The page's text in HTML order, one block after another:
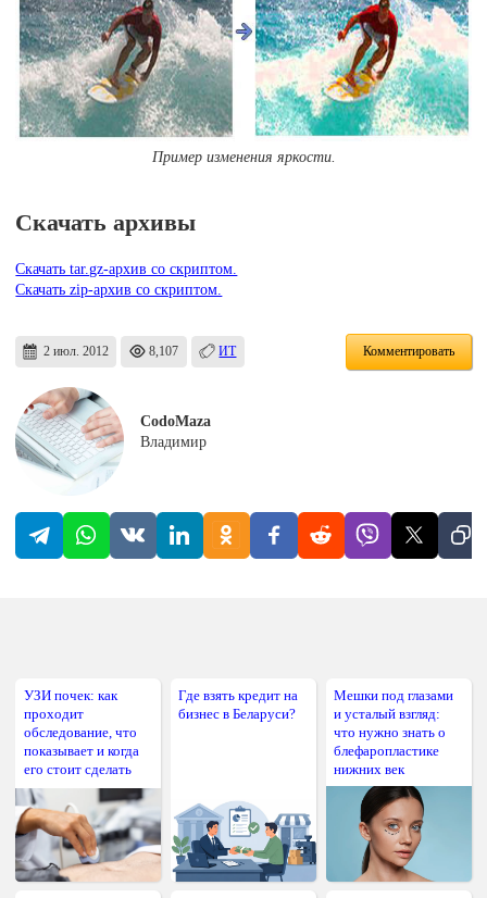
Пример изменения яркости.
Скачать архивы
Скачать tar.gz-архив со скриптом.
Скачать zip-архив со скриптом.
2 июл. 2012 8,107 ИТ Комментировать
CodoMaza
Владимир
УЗИ почек: как
проходит
обследование, что
показывает и когда
его стоит сделать
Где взять кредит на
бизнес в Беларуси?
Мешки под глазами
и усталый взгляд:
что нужно знать о
блефаропластике
нижних век